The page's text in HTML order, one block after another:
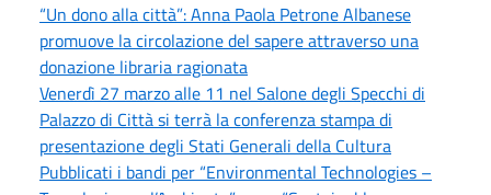
“Un dono alla città”: Anna Paola Petrone Albanese
promuove la circolazione del sapere attraverso una
donazione libraria ragionata
Venerdì 27 marzo alle 11 nel Salone degli Specchi di
Palazzo di Città si terrà la conferenza stampa di
presentazione degli Stati Generali della Cultura
Pubblicati i bandi per “Environmental Technologies –